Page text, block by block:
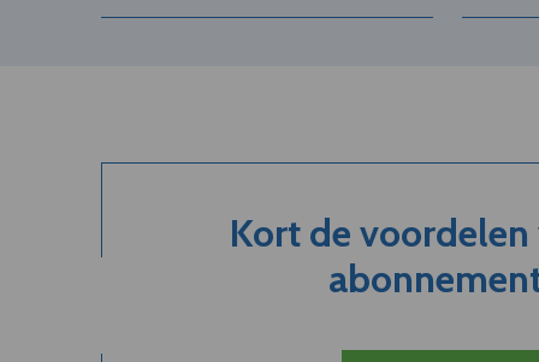
Kort de voordelen